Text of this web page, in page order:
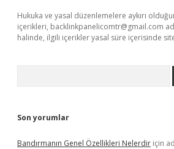
Hukuka ve yasal düzenlemelere aykırı
içerikleri, backlinkpanelicomtr@gmail.com
halinde, ilgili içerikler yasal süre içerisinde
Son yorumlar
Bandırmanın Genel Özellikleri Nelerdir için